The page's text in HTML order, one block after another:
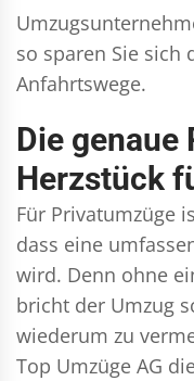
so sparen Sie sich
Anfahrtswege.
Die genaue
Herzstück
Für Privatumzüge
dass eine
wird. Denn ohne
bricht der Umzug
wiederum zu
Top Umzüge AG